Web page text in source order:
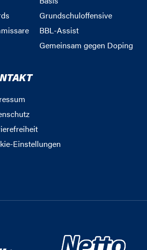
Grundschuloffensive
BBL-Assist
Gemeinsam gegen Doping
Einstellungen